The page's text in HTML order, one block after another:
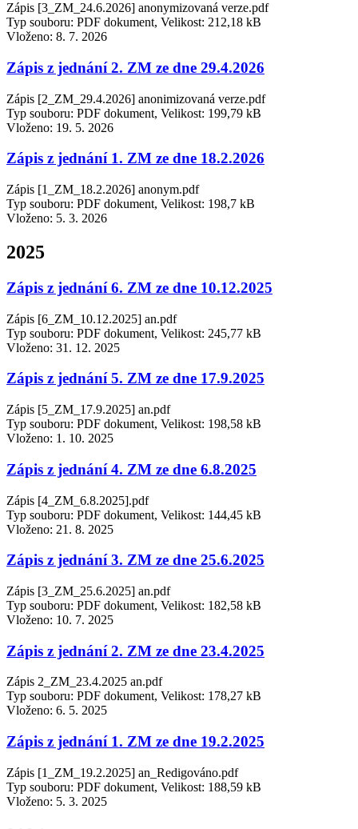
Zápis [3_ZM_24.6.2026] anonymizovaná verze.pdf
Typ souboru: PDF dokument, Velikost: 212,18 kB
Vloženo: 8. 7. 2026
Zápis z jednání 2. ZM ze dne 29.4.2026
Zápis [2_ZM_29.4.2026] anonimizovaná verze.pdf
Typ souboru: PDF dokument, Velikost: 199,79 kB
Vloženo: 19. 5. 2026
Zápis z jednání 1. ZM ze dne 18.2.2026
Zápis [1_ZM_18.2.2026] anonym.pdf
Typ souboru: PDF dokument, Velikost: 198,7 kB
Vloženo: 5. 3. 2026
2025
Zápis z jednání 6. ZM ze dne 10.12.2025
Zápis [6_ZM_10.12.2025] an.pdf
Typ souboru: PDF dokument, Velikost: 245,77 kB
Vloženo: 31. 12. 2025
Zápis z jednání 5. ZM ze dne 17.9.2025
Zápis [5_ZM_17.9.2025] an.pdf
Typ souboru: PDF dokument, Velikost: 198,58 kB
Vloženo: 1. 10. 2025
Zápis z jednání 4. ZM ze dne 6.8.2025
Zápis [4_ZM_6.8.2025].pdf
Typ souboru: PDF dokument, Velikost: 144,45 kB
Vloženo: 21. 8. 2025
Zápis z jednání 3. ZM ze dne 25.6.2025
Zápis [3_ZM_25.6.2025] an.pdf
Typ souboru: PDF dokument, Velikost: 182,58 kB
Vloženo: 10. 7. 2025
Zápis z jednání 2. ZM ze dne 23.4.2025
Zápis 2_ZM_23.4.2025 an.pdf
Typ souboru: PDF dokument, Velikost: 178,27 kB
Vloženo: 6. 5. 2025
Zápis z jednání 1. ZM ze dne 19.2.2025
Zápis [1_ZM_19.2.2025] an_Redigováno.pdf
Typ souboru: PDF dokument, Velikost: 188,59 kB
Vloženo: 5. 3. 2025